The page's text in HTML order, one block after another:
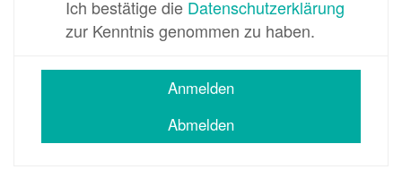
Ich bestätige die Datenschutzerklärung
zur Kenntnis genommen zu haben.
Anmelden
Abmelden